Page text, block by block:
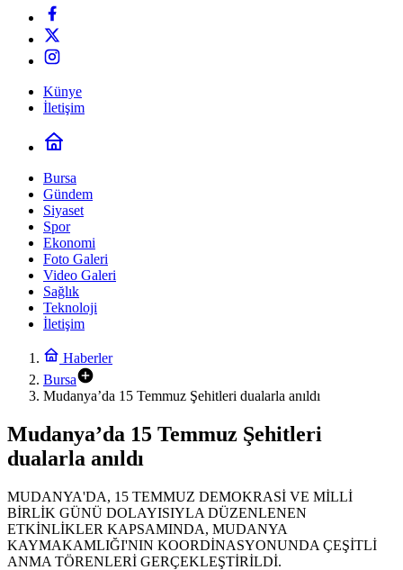
Künye
İletişim
Bursa
Gündem
Siyaset
Spor
Ekonomi
Foto Galeri
Video Galeri
Sağlık
Teknoloji
İletişim
Haberler
Bursa
Mudanya’da 15 Temmuz Şehitleri dualarla anıldı
Mudanya’da 15 Temmuz Şehitleri
dualarla anıldı
MUDANYA'DA, 15 TEMMUZ DEMOKRASİ VE MİLLİ
BİRLİK GÜNÜ DOLAYISIYLA DÜZENLENEN
ETKİNLİKLER KAPSAMINDA, MUDANYA
KAYMAKAMLIĞI'NIN KOORDİNASYONUNDA ÇEŞİTLİ
ANMA TÖRENLERİ GERÇEKLEŞTİRİLDİ.